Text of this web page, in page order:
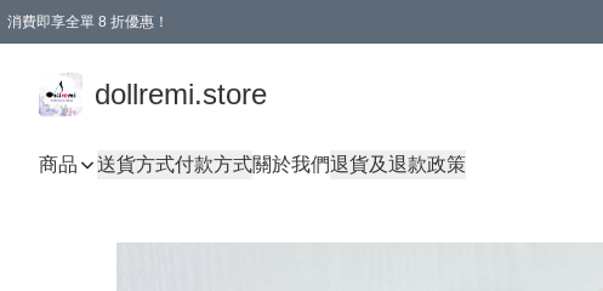
消費即享全單 8 折優惠！
dollremi.store
商品 送貨方式付款方式關於我們退貨及退款政策